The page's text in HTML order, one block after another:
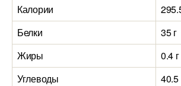
Калории
Белки
35 г
Жиры
0.4 г
Углеводы
40.5